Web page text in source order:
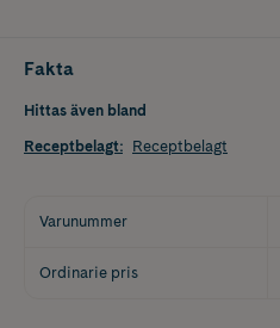
Fakta
Hittas även bland
Receptbelagt: Receptbelagt
Varunummer
Ordinarie pris